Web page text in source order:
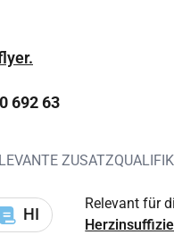
692 63
HI
Relevant für